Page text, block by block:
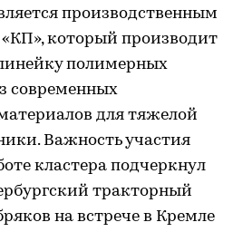
производственным
который производит
полимерных
современных
для тяжелой
Важность участия
кластера подчеркнул
тракторный
на встрече в Кремле